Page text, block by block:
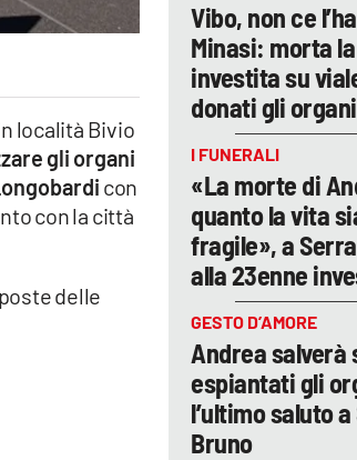
località Bivio
gli organi
con
con la città
delle
Vibo, non ce
Minasi: morta
investita su
donati gli organi
I FUNERALI
«La morte di
quanto la vita
fragile», a
alla 23enne
GESTO D’AMORE
Andrea salverà
espiantati gli
l’ultimo saluto
Bruno